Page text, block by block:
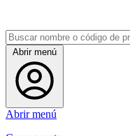
Abrir menú
Abrir menú